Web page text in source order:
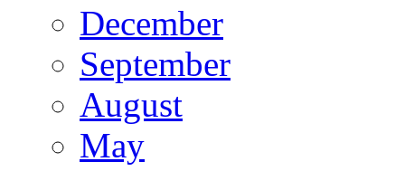
December
September
August
May